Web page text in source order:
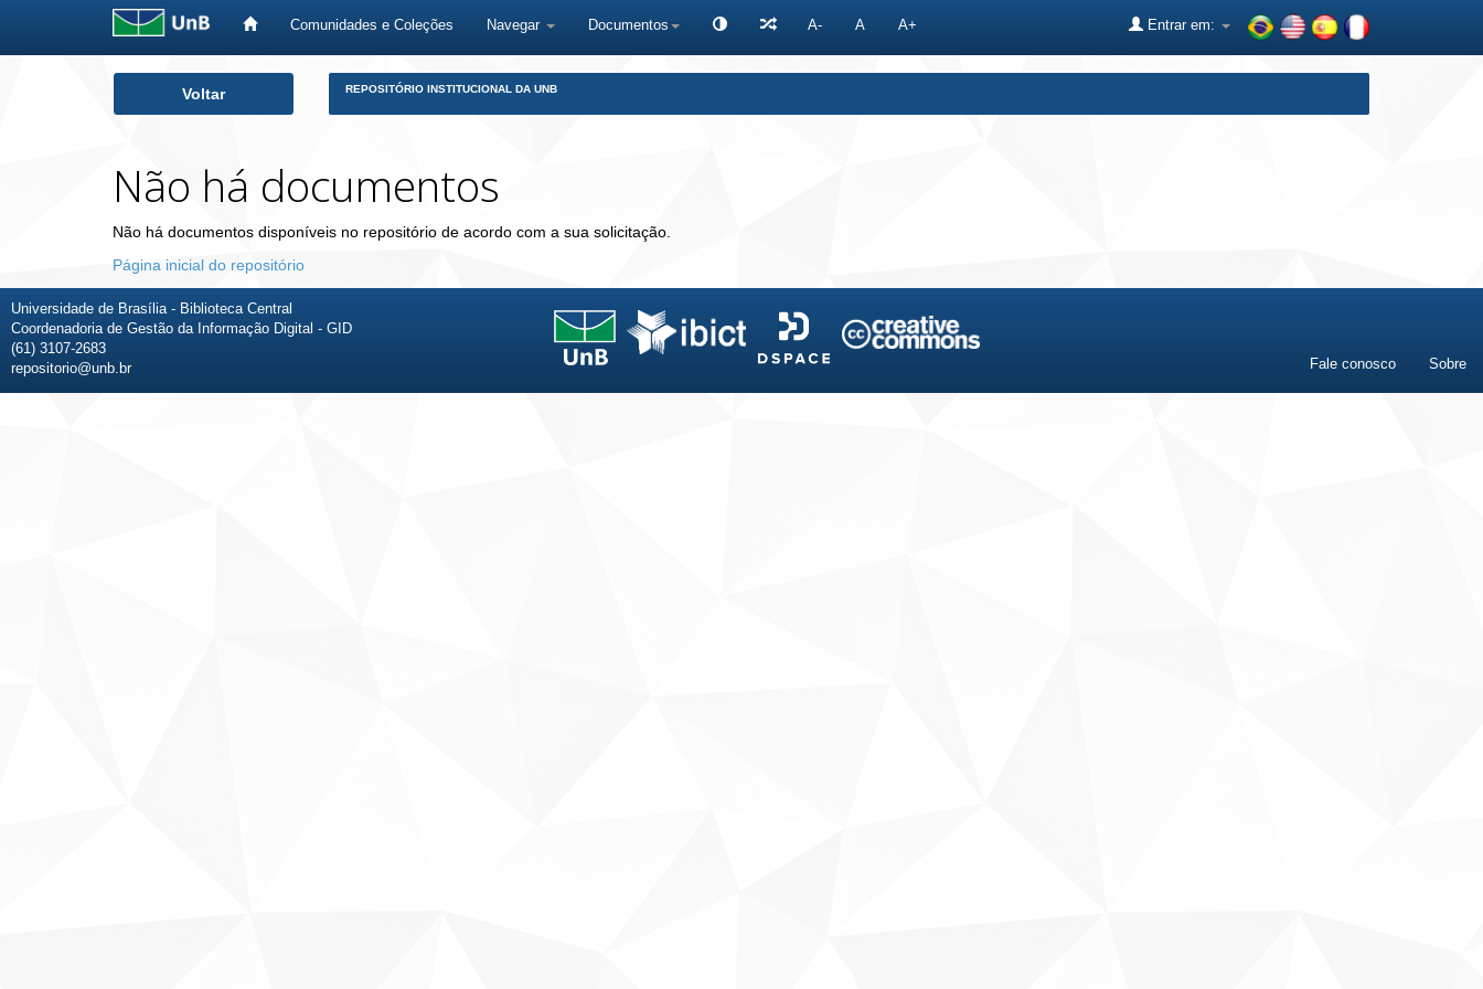
Comunidades e Coleções Navegar Documentos A- A A+ Entrar em:
Voltar REPOSITÓRIO INSTITUCIONAL DA UNB
Não há documentos
Não há documentos disponíveis no repositório de acordo com a sua solicitação.
Página inicial do repositório
Universidade de Brasília - Biblioteca Central
Coordenadoria de Gestão da Informação Digital - GID
(61) 3107-2683
repositorio@unb.br
Fale conosco Sobre